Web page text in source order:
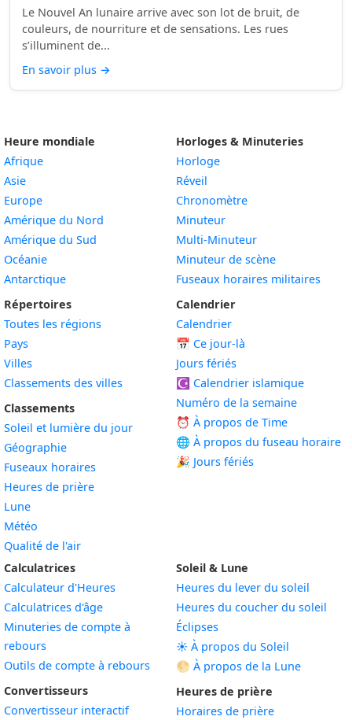
Le Nouvel An lunaire arrive avec son lot de bruit, de
couleurs, de nourriture et de sensations. Les rues
s’illuminent de...
En savoir plus →
Heure mondiale
Afrique
Asie
Europe
Amérique du Nord
Amérique du Sud
Océanie
Antarctique
Répertoires
Toutes les régions
Pays
Villes
Classements des villes
Classements
Soleil et lumière du jour
Géographie
Fuseaux horaires
Heures de prière
Lune
Météo
Qualité de l'air
Horloges & Minuteries
Horloge
Réveil
Chronomètre
Minuteur
Multi-Minuteur
Minuteur de scène
Fuseaux horaires militaires
Calendrier
Calendrier
📅 Ce jour-là
Jours fériés
☪️ Calendrier islamique
Numéro de la semaine
⏰ À propos de Time
🌐 À propos du fuseau horaire
🎉 Jours fériés
Calculatrices
Calculateur d'Heures
Calculatrices d'âge
Minuteries de compte à
rebours
Outils de compte à rebours
Convertisseurs
Convertisseur interactif
Soleil & Lune
Heures du lever du soleil
Heures du coucher du soleil
Éclipses
☀️ À propos du Soleil
🌕 À propos de la Lune
Heures de prière
Horaires de prière